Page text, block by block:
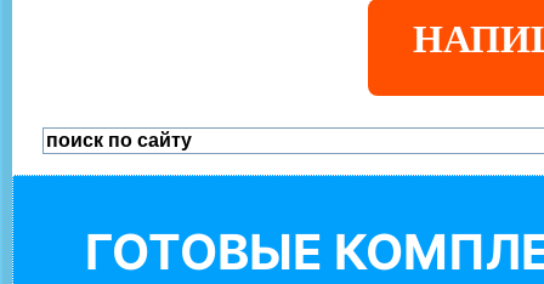
ГОТОВЫЕ